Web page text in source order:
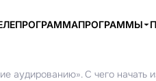
ПРОГРАММЫ
аудированию». С чего начать